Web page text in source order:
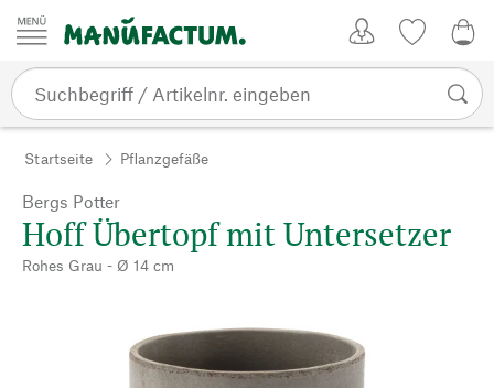
Zum Inhalt springen
Startseite Pflanzgefäße
Bergs Potter
Hoff Übertopf mit Untersetzer
Rohes Grau - Ø 14 cm